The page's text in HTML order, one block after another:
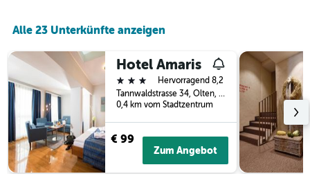
diesem
anzeigt,
der
den
letzten
3
Tagen
gefunden
wurde.
Alle 23 Unterkünfte anzeigen
Hotel Amaris
3 Sterne
Hervorragend 8,2
Tannwaldstrasse 34, Olten, Solothurn, Schweiz
0,4 km vom Stadtzentrum
€ 99
Zum Angebot